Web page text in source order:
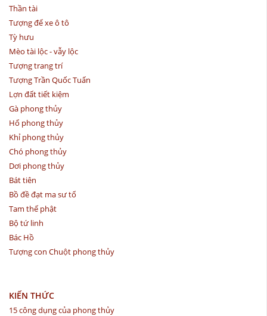
Thần tài
Tượng để xe ô tô
Tỳ hưu
Mèo tài lộc - vẫy lộc
Tượng trang trí
Tượng Trần Quốc Tuấn
Lợn đất tiết kiệm
Gà phong thủy
Hổ phong thủy
Khỉ phong thủy
Chó phong thủy
Dơi phong thủy
Bát tiên
Bồ đề đạt ma sư tổ
Tam thế phật
Bộ tứ linh
Bác Hồ
Tượng con Chuột phong thủy
KIẾN THỨC
15 công dụng của phong thủy